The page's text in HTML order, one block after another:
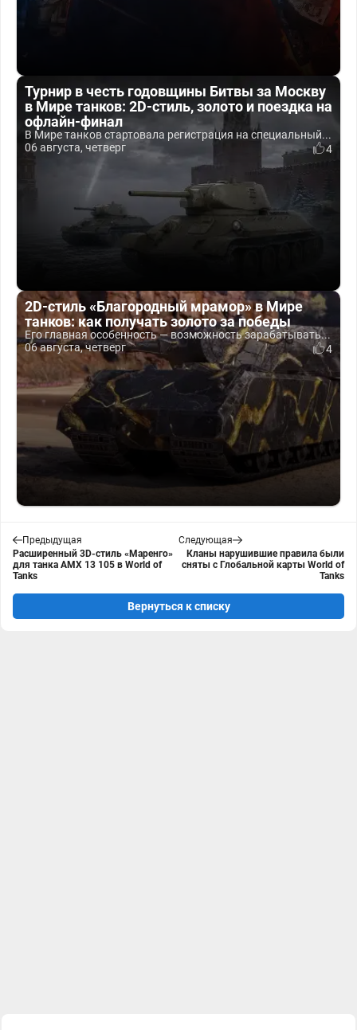
Турнир в честь годовщины Битвы за Москву
в Мире танков: 2D-стиль, золото и поездка на
офлайн-финал
В Мире танков стартовала регистрация на специальный...
06 августа, четверг
4
2D-стиль «Благородный мрамор» в Мире
танков: как получать золото за победы
Его главная особенность — возможность зарабатывать...
06 августа, четверг
4
Предыдущая
Расширенный 3D-стиль «Маренго»
для танка AMX 13 105 в World of
Tanks
Следующая
Кланы нарушившие правила были
сняты с Глобальной карты World of
Tanks
Вернуться к списку